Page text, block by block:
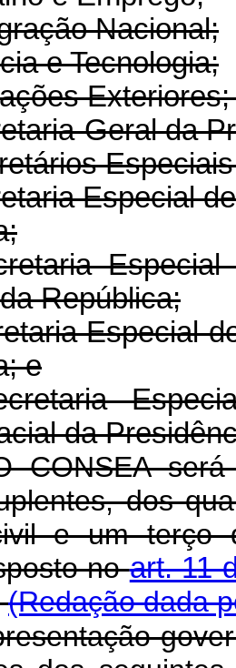
Nacional;
e Tecnologia;
Exteriores;
Geral da
Especial
República;
Especial
e
da
será
dos
e um terço
noart. 11
(Redação dada